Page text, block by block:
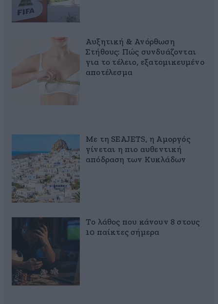
Αυξητική & Ανόρθωση
Στήθους: Πώς συνδυάζονται
για το τέλειο, εξατομικευμένο
αποτέλεσμα
Με τη SEAJETS, η Αμοργός
γίνεται η πιο αυθεντική
απόδραση των Κυκλάδων
Το λάθος που κάνουν 8 στους
10 παίκτες σήμερα